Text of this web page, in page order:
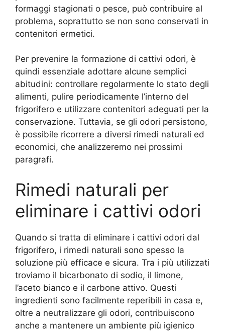
formaggi stagionati o pesce, può contribuire al
problema, soprattutto se non sono conservati in
contenitori ermetici.
Per prevenire la formazione di cattivi odori, è
quindi essenziale adottare alcune semplici
abitudini: controllare regolarmente lo stato degli
alimenti, pulire periodicamente l’interno del
frigorifero e utilizzare contenitori adeguati per la
conservazione. Tuttavia, se gli odori persistono,
è possibile ricorrere a diversi rimedi naturali ed
economici, che analizzeremo nei prossimi
paragrafi.
Rimedi naturali per
eliminare i cattivi odori
Quando si tratta di eliminare i cattivi odori dal
frigorifero, i rimedi naturali sono spesso la
soluzione più efficace e sicura. Tra i più utilizzati
troviamo il bicarbonato di sodio, il limone,
l’aceto bianco e il carbone attivo. Questi
ingredienti sono facilmente reperibili in casa e,
oltre a neutralizzare gli odori, contribuiscono
anche a mantenere un ambiente più igienico